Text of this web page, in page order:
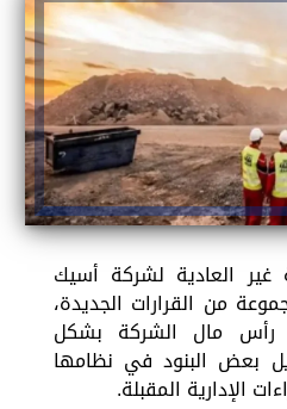
غير العادية لشركة أسيك
من القرارات الجديدة،
مال الشركة بشكل
بعض البنود في نظامها
الإدارية المقبلة.